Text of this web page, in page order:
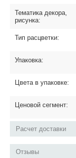
Тематика декора,
рисунка:
Тип расцветки:
Упаковка:
Цвета в упаковке:
Ценовой сегмент:
Расчет доставки
Отзывы